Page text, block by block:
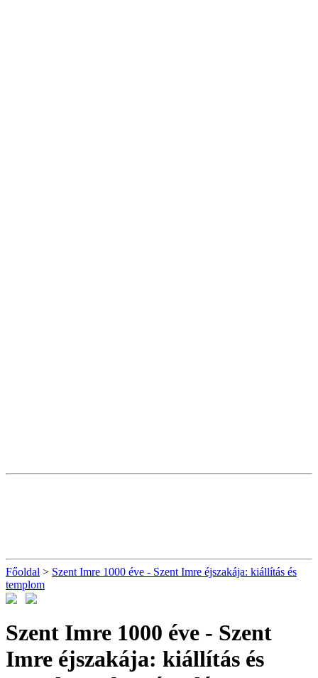
Főoldal > Szent Imre 1000 éve - Szent Imre éjszakája: kiállítás és
templom
Szent Imre 1000 éve - Szent
Imre éjszakája: kiállítás és